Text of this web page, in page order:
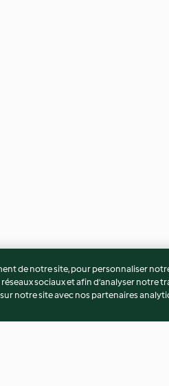
de notre site, pour personnaliser
sociaux et afin d’analyser notre
notre site avec nos partenaires